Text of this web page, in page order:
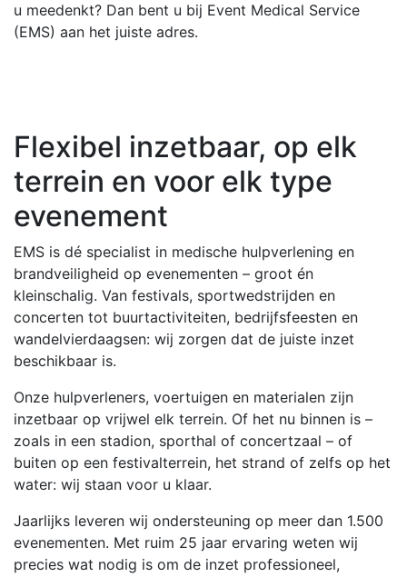
u meedenkt? Dan bent u bij Event Medical Service
(EMS) aan het juiste adres.
Flexibel inzetbaar, op elk
terrein en voor elk type
evenement
EMS is dé specialist in medische hulpverlening en
brandveiligheid op evenementen – groot én
kleinschalig. Van festivals, sportwedstrijden en
concerten tot buurtactiviteiten, bedrijfsfeesten en
wandelvierdaagsen: wij zorgen dat de juiste inzet
beschikbaar is.
Onze hulpverleners, voertuigen en materialen zijn
inzetbaar op vrijwel elk terrein. Of het nu binnen is –
zoals in een stadion, sporthal of concertzaal – of
buiten op een festivalterrein, het strand of zelfs op het
water: wij staan voor u klaar.
Jaarlijks leveren wij ondersteuning op meer dan 1.500
evenementen. Met ruim 25 jaar ervaring weten wij
precies wat nodig is om de inzet professioneel,